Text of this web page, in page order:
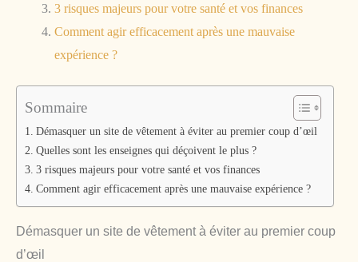
3 risques majeurs pour votre santé et vos finances
Comment agir efficacement après une mauvaise
expérience ?
Sommaire
Démasquer un site de vêtement à éviter au premier coup d’œil
Quelles sont les enseignes qui déçoivent le plus ?
3 risques majeurs pour votre santé et vos finances
Comment agir efficacement après une mauvaise expérience ?
Démasquer un site de vêtement à éviter au premier coup
d’œil